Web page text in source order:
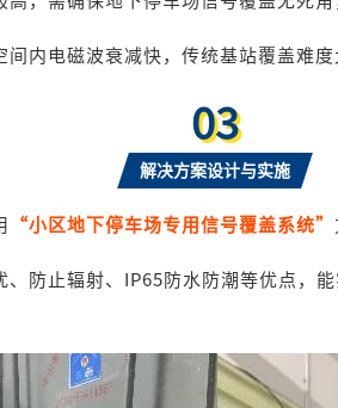
内电磁波衰减快，传统基站覆盖难度
03
解决方案设计与实施
“小区地下停车场专用信号覆盖系统”
防止辐射、IP65防水防潮等优点，